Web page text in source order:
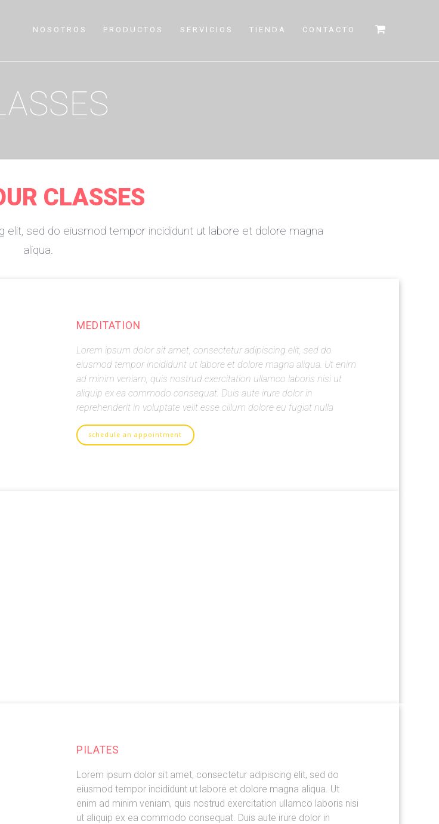
NOSOTROS PRODUCTOS SERVICIOS TIENDA CONTACTO
CLASSES
sed do eiusmod tempor incididunt ut labore et dolore magna
aliqua.
MEDITATION
Lorem ipsum dolor sit amet, consectetur adipiscing elit, sed do
eiusmod tempor incididunt ut labore et dolore magna aliqua. Ut enim
ad minim veniam, quis nostrud exercitation ullamco laboris nisi ut
aliquip ex ea commodo consequat. Duis aute irure dolor in
reprehenderit in voluptate velit esse cillum dolore eu fugiat nulla
schedule an appointment
PILATES
Lorem ipsum dolor sit amet, consectetur adipiscing elit, sed do
eiusmod tempor incididunt ut labore et dolore magna aliqua. Ut
enim ad minim veniam, quis nostrud exercitation ullamco laboris nisi
ut aliquip ex ea commodo consequat. Duis aute irure dolor in